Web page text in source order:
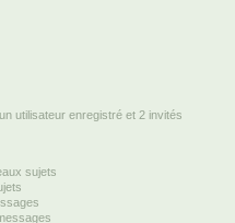
utilisateur enregistré et 2 invités
sujets